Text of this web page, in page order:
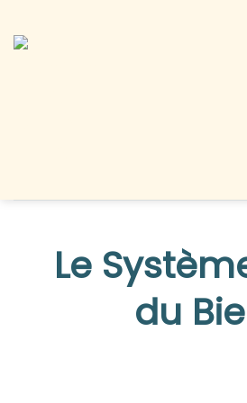
Le
du